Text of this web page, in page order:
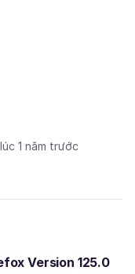
1 năm trước
Version 125.0